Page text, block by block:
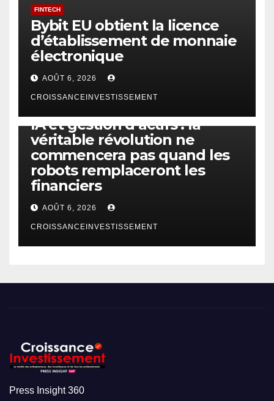
FINTECH
Bybit EU obtient la licence
d’établissement de monnaie
électronique
AOÛT 6, 2026
CROISSANCEINVESTISSEMENT
IA et gestion d’actifs : la
véritable révolution ne
commencera pas quand les
robots remplaceront les
financiers
AOÛT 6, 2026
CROISSANCEINVESTISSEMENT
Press Insight 360